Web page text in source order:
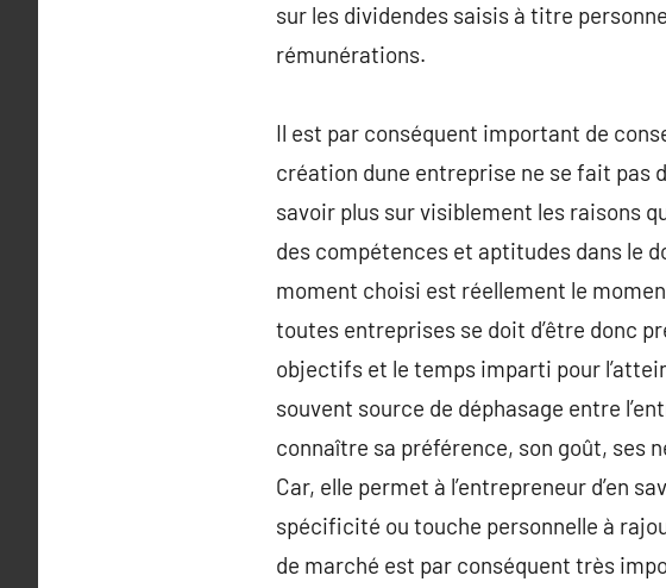
sur les dividendes saisis à titre
rémunérations.
Il est par conséquent important de
création dune entreprise ne se fait pas
savoir plus sur visiblement les raisons
des compétences et aptitudes dans le
moment choisi est réellement le
toutes entreprises se doit d’être donc
objectifs et le temps imparti pour
souvent source de déphasage entre
connaître sa préférence, son goût, ses
Car, elle permet à l’entrepreneur d’en
spécificité ou touche personnelle à
de marché est par conséquent très